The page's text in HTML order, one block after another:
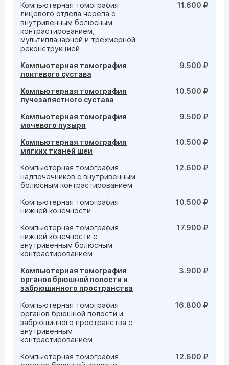
Компьютерная томография
лицевого отдела черепа с
внутривенным болюсным
контрастированием,
мультипланарной и трехмерной
реконструкцией
11.600 ₽
Компьютерная томография
локтевого сустава
9.500 ₽
Компьютерная томография
лучезапястного сустава
10.500 ₽
Компьютерная томография
мочевого пузыря
9.500 ₽
Компьютерная томография
мягких тканей шеи
10.500 ₽
Компьютерная томография
надпочечников с внутривенным
болюсным контрастированием
12.600 ₽
Компьютерная томография
нижней конечности
10.500 ₽
Компьютерная томография
нижней конечности с
внутривенным болюсным
контрастированием
17.900 ₽
Компьютерная томография
органов брюшной полости и
забрюшинного пространства
3.900 ₽
Компьютерная томография
органов брюшной полости и
забрюшинного пространства с
внутривенным
контрастированием
16.800 ₽
Компьютерная томография
12.600 ₽